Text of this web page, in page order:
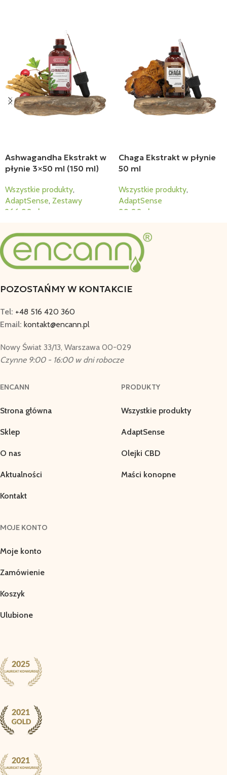
Ashwagandha Ekstrakt w
płynie 3×50 ml (150 ml)
Wszystkie produkty,
AdaptSense, Zestawy
266,90
zł
Chaga Ekstrakt w płynie
50 ml
Wszystkie produkty,
AdaptSense
89,00
zł
POZOSTAŃMY W KONTAKCIE
Tel: +48 516 420 360
Email: kontakt@encann.pl
Nowy Świat 33/13, Warszawa 00-029
Czynne 9:00 - 16:00 w dni robocze
ENCANN
Strona główna
Sklep
O nas
Aktualności
Kontakt
PRODUKTY
Wszystkie produkty
AdaptSense
Olejki CBD
Maści konopne
MOJE KONTO
Moje konto
Zamówienie
Koszyk
Ulubione